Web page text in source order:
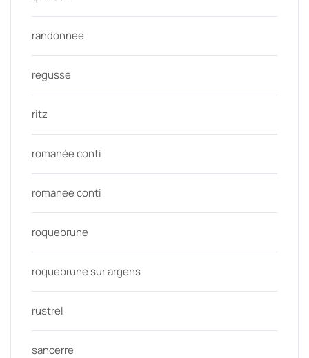
randonnee
regusse
ritz
romanée conti
romanee conti
roquebrune
roquebrune sur argens
rustrel
sancerre